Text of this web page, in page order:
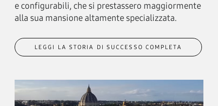
e configurabili, che si prestassero maggiormente
alla sua mansione altamente specializzata.
LEGGI LA STORIA DI SUCCESSO COMPLETA